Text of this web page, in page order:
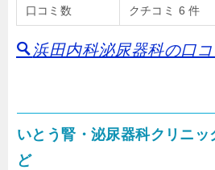
口コミ数 クチコミ 6 件
浜田内科泌尿器科の口
いとう腎・泌尿器科クリニ
ど